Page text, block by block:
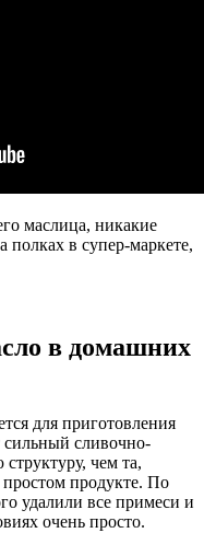
маслица, никакие
полках в супер-маркете,
в домашних
для приготовления
сливочно-
чем та,
продукте. По
удалили все примеси и
очень просто.